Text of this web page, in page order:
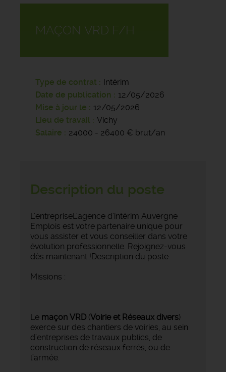
MAÇON VRD F/H
Type de contrat
Intérim
Date de publication
12/05/2026
Mise à jour le
12/05/2026
Lieu de travail
Vichy
Salaire
24000 - 26400 € brut/an
Description du poste
L'entrepriseL'agence d'intérim Auvergne
Emplois est votre partenaire unique pour
vous assister et vous conseiller dans votre
évolution professionnelle. Rejoignez-vous
dès maintenant !Description du poste
Missions :
Le maçon VRD (Voirie et Réseaux divers)
exerce sur des chantiers de voiries, au sein
d’entreprises de travaux publics, de
construction de réseaux ferrés, ou de
l’armée.